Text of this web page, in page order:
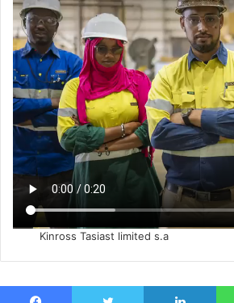
Kinross Tasiast limited s.a